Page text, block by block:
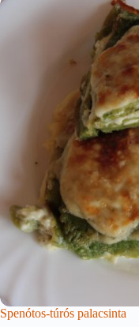
Spenótos-túrós palacsinta